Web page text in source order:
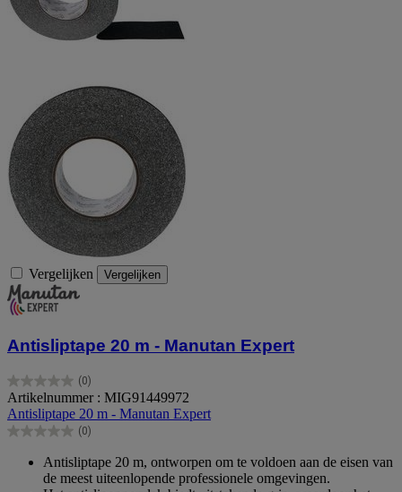
Vergelijken Vergelijken
Antisliptape 20 m - Manutan Expert
(0)
0.0
van
de
5
Artikelnummer : MIG91449972
Antisliptape 20 m - Manutan Expert
(0)
0.0
Antisliptape 20 m, ontworpen om te voldoen aan de eisen van
de meest uiteenlopende professionele omgevingen.